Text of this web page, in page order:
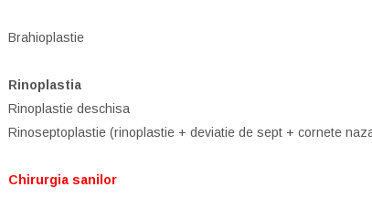
Brahioplastie
Rinoplastia
Rinoplastie deschisa
Rinoseptoplastie (rinoplastie + deviatie de sept + cornete
Chirurgia sanilor